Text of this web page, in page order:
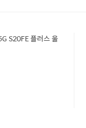
S20FE 플러스 울